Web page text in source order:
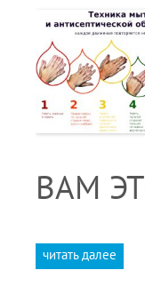
ВАМ
читать далее